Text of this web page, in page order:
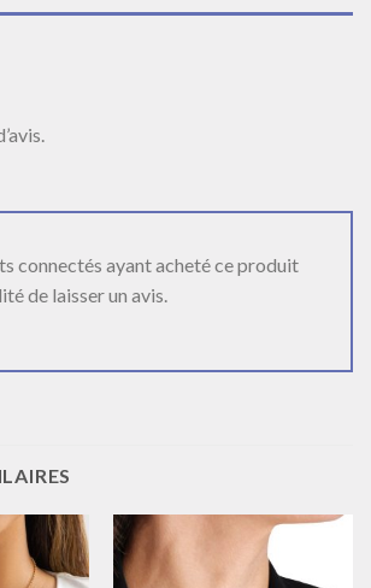
connectés ayant acheté ce produit
de laisser un avis.